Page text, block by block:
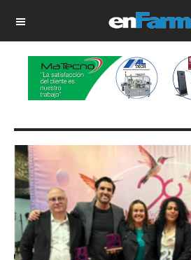
OFF CANVAS